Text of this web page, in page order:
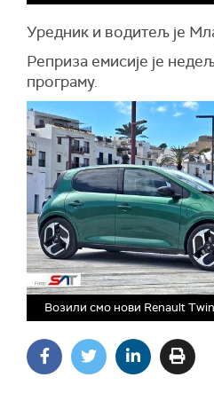
Уредник и водитељ је
Реприза емисије је
програму.
Возили смо нови Renault